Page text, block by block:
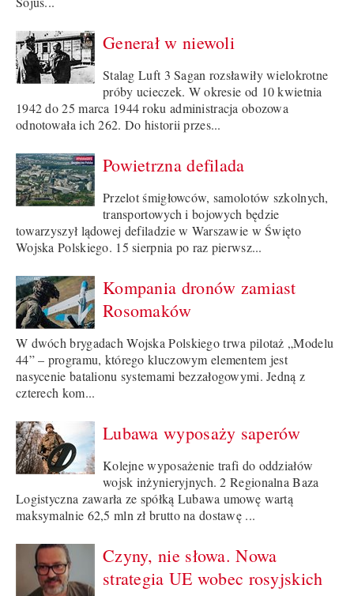
Generał w niewoli
Stalag Luft 3 Sagan rozsławiły wielokrotne
próby ucieczek. W okresie od 10 kwietnia
1942 do 25 marca 1944 roku administracja obozowa
odnotowała ich 262. Do historii przes...
Powietrzna defilada
Przelot śmigłowców, samolotów szkolnych,
transportowych i bojowych będzie
towarzyszył lądowej defiladzie w Warszawie w Święto
Wojska Polskiego. 15 sierpnia po raz pierwsz...
Kompania dronów zamiast
Rosomaków
W dwóch brygadach Wojska Polskiego trwa pilotaż „Modelu
44” – programu, którego kluczowym elementem jest
nasycenie batalionu systemami bezzałogowymi. Jedną z
czterech kom...
Lubawa wyposaży saperów
Kolejne wyposażenie trafi do oddziałów
wojsk inżynieryjnych. 2 Regionalna Baza
Logistyczna zawarła ze spółką Lubawa umowę wartą
maksymalnie 62,5 mln zł brutto na dostawę ...
Czyny, nie słowa. Nowa
strategia UE wobec rosyjskich